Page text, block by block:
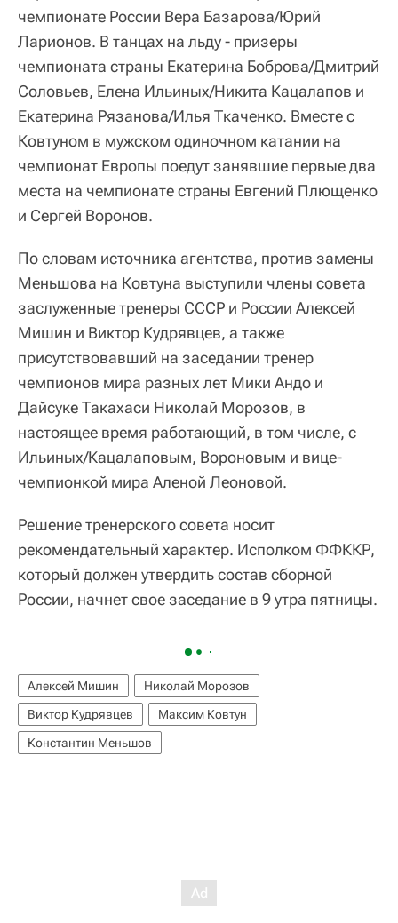
чемпионате России Вера Базарова/Юрий
Ларионов. В танцах на льду - призеры
чемпионата страны Екатерина Боброва/Дмитрий
Соловьев, Елена Ильиных/Никита Кацалапов и
Екатерина Рязанова/Илья Ткаченко. Вместе с
Ковтуном в мужском одиночном катании на
чемпионат Европы поедут занявшие первые два
места на чемпионате страны Евгений Плющенко
и Сергей Воронов.
По словам источника агентства, против замены
Меньшова на Ковтуна выступили члены совета
заслуженные тренеры СССР и России Алексей
Мишин и Виктор Кудрявцев, а также
присутствовавший на заседании тренер
чемпионов мира разных лет Мики Андо и
Дайсуке Такахаси Николай Морозов, в
настоящее время работающий, в том числе, с
Ильиных/Кацалаповым, Вороновым и вице-
чемпионкой мира Аленой Леоновой.
Решение тренерского совета носит
рекомендательный характер. Исполком ФФККР,
который должен утвердить состав сборной
России, начнет свое заседание в 9 утра пятницы.
Алексей Мишин
Николай Морозов
Виктор Кудрявцев
Максим Ковтун
Константин Меньшов